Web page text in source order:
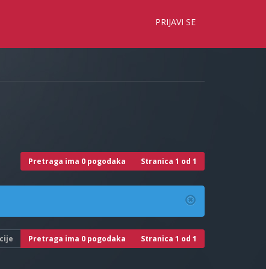
PRIJAVI SE
Pretraga ima 0 pogodaka Stranica 1 od 1
Pretraga ima 0 pogodaka Stranica 1 od 1